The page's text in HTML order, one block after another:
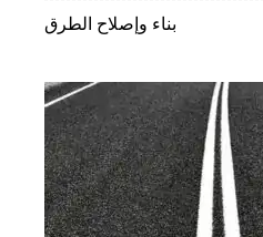
بناء وإصلاح الطرق